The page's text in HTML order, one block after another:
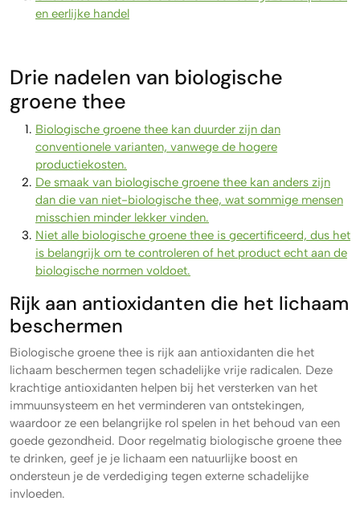
en eerlijke handel
Drie nadelen van biologische
groene thee
Biologische groene thee kan duurder zijn dan
conventionele varianten, vanwege de hogere
productiekosten.
De smaak van biologische groene thee kan anders zijn
dan die van niet-biologische thee, wat sommige mensen
misschien minder lekker vinden.
Niet alle biologische groene thee is gecertificeerd, dus het
is belangrijk om te controleren of het product echt aan de
biologische normen voldoet.
Rijk aan antioxidanten die het lichaam
beschermen
Biologische groene thee is rijk aan antioxidanten die het
lichaam beschermen tegen schadelijke vrije radicalen. Deze
krachtige antioxidanten helpen bij het versterken van het
immuunsysteem en het verminderen van ontstekingen,
waardoor ze een belangrijke rol spelen in het behoud van een
goede gezondheid. Door regelmatig biologische groene thee
te drinken, geef je je lichaam een natuurlijke boost en
ondersteun je de verdediging tegen externe schadelijke
invloeden.